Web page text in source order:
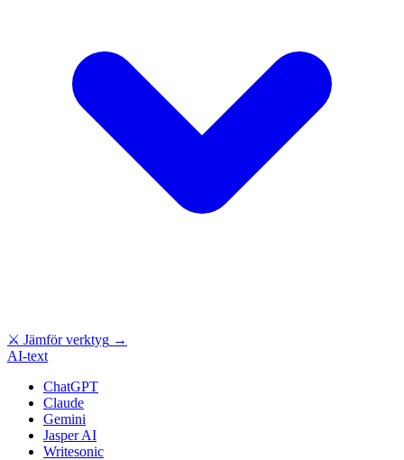
⚔ Jämför verktyg →
AI-text
ChatGPT
Claude
Gemini
Jasper AI
Writesonic